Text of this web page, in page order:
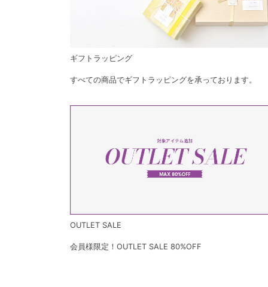
ギフトラッピング
すべての商品でギフトラッピングを承っております。
OUTLET SALE
会員様限定！OUTLET SALE 80%OFF